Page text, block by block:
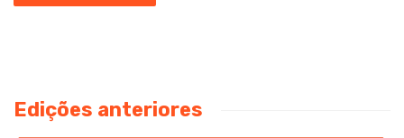
Edições anteriores